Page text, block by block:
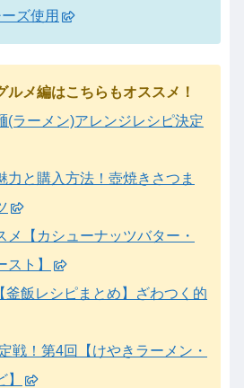
ズ使用
メ編はこちらもオススメ！
(ラーメン)アレンジレシピ決定
力と購入方法！壺焼きさつま
メ【カシューナッツバター・
ト】
釜飯レシピまとめ】ざわつく的
戦！第4回【けやきラーメン・